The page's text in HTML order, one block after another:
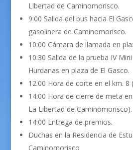
Libertad de Caminomorisco.
9:00 Salida del bus hacia El
gasolinera de Caminomorisco.
10:00 Cámara de llamada en
10:30 Salida de la prueba IV
Hurdanas en plaza de El Gasco.
12:00 Hora de corte en el km. 8
14:00 Hora de cierre de meta
La Libertad de Caminomorisco).
14:00 Entrega de premios.
Duchas en la Residencia de
Caminomorisco